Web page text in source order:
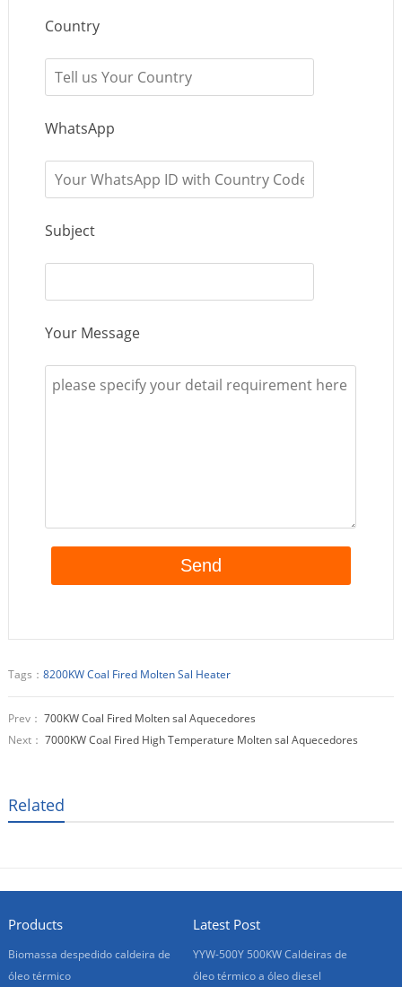
Country
WhatsApp
Subject
Your Message
Tags： 8200KW Coal Fired Molten Sal Heater
Prev： 700KW Coal Fired Molten sal Aquecedores
Next： 7000KW Coal Fired High Temperature Molten sal Aquecedores
Related
Products
Biomassa despedido caldeira de
óleo térmico
Latest Post
YYW-500Y 500KW Caldeiras de
óleo térmico a óleo diesel